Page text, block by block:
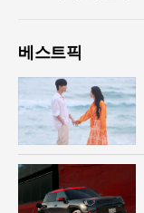
베스트픽